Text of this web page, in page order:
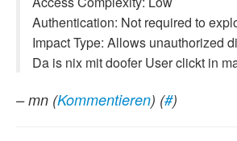
Authentication: Not required to
Impact Type: Allows unauthorized
Da is nix mit doofer User clickt in
– mn (Kommentieren) (#)